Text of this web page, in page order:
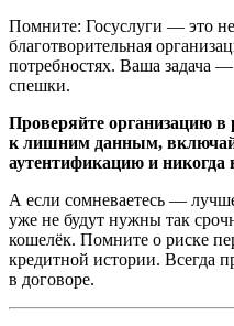
Помните: Госуслуги — это
благотворительная
потребностях. Ваша задача
спешки.
Проверяйте организацию в
к лишним данным,
аутентификацию и никогда
А если сомневаетесь —
уже не будут нужны так
кошелёк. Помните о риске
кредитной истории. Всегда
в договоре.